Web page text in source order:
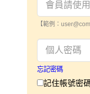
【範例：
忘記密碼
記住帳號密